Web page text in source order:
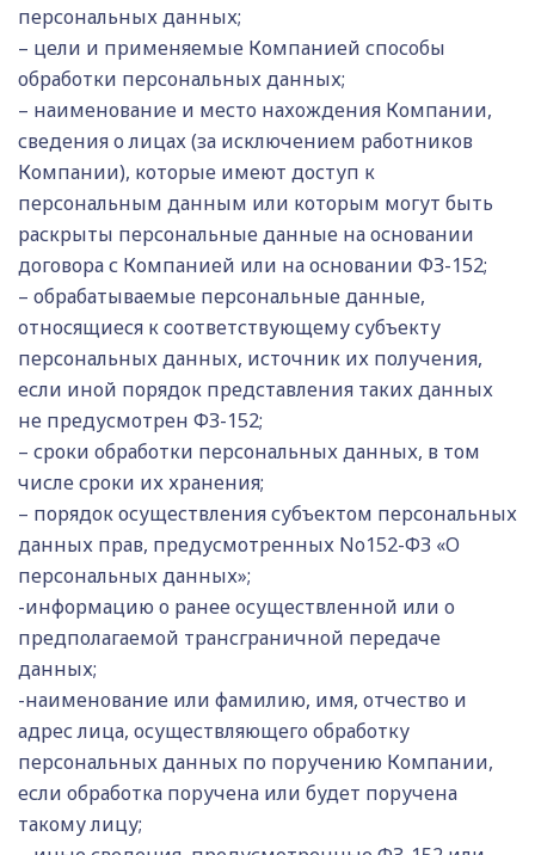
персональных данных;
– цели и применяемые Компанией способы
обработки персональных данных;
– наименование и место нахождения Компании,
сведения о лицах (за исключением работников
Компании), которые имеют доступ к
персональным данным или которым могут быть
раскрыты персональные данные на основании
договора с Компанией или на основании ФЗ-152;
– обрабатываемые персональные данные,
относящиеся к соответствующему субъекту
персональных данных, источник их получения,
если иной порядок представления таких данных
не предусмотрен ФЗ-152;
– сроки обработки персональных данных, в том
числе сроки их хранения;
– порядок осуществления субъектом персональных
данных прав, предусмотренных No152-ФЗ «О
персональных данных»;
-информацию о ранее осуществленной или о
предполагаемой трансграничной передаче
данных;
-наименование или фамилию, имя, отчество и
адрес лица, осуществляющего обработку
персональных данных по поручению Компании,
если обработка поручена или будет поручена
такому лицу;